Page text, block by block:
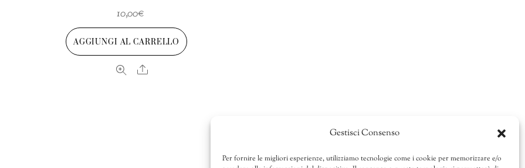
Gestisci Consenso
Per fornire le migliori esperienze, utilizziamo tecnologie come i cookie per memorizzare e/o
10,00€
AGGIUNGI AL CARRELLO
Share